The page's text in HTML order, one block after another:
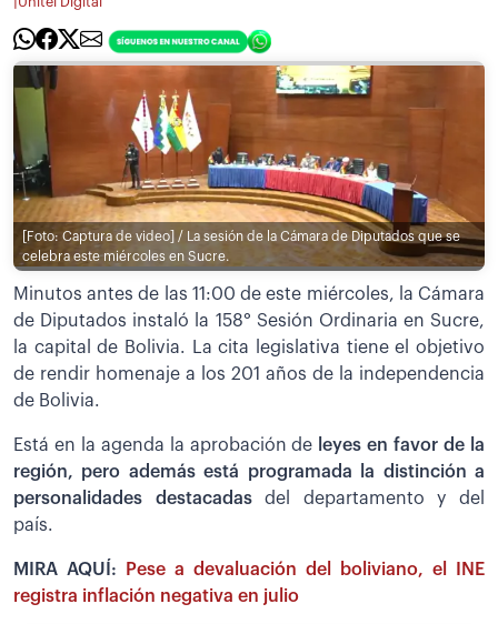
[Foto: Captura de video] / La sesión de la Cámara de Diputados que se
celebra este miércoles en Sucre.
Minutos antes de las 11:00 de este miércoles, la Cámara
de Diputados instaló la 158° Sesión Ordinaria en Sucre,
la capital de Bolivia. La cita legislativa tiene el objetivo
de rendir homenaje a los 201 años de la independencia
de Bolivia.
Está en la agenda la aprobación de leyes en favor de la
región, pero además está programada la distinción a
personalidades destacadasdel departamento y del
país.
MIRA AQUÍ:
Pese a devaluación del boliviano, el INE
registra inflación negativa en julio